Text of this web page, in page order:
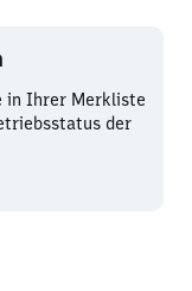
in Ihrer Merkliste
der